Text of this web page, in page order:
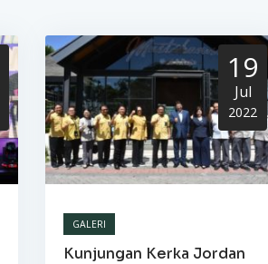
19
Jul
2022
GALERI
Kunjungan Kerka Jordan